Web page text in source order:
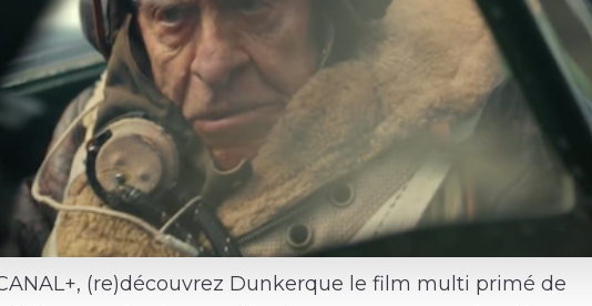
(re)découvrez Dunkerque le film multi primé de